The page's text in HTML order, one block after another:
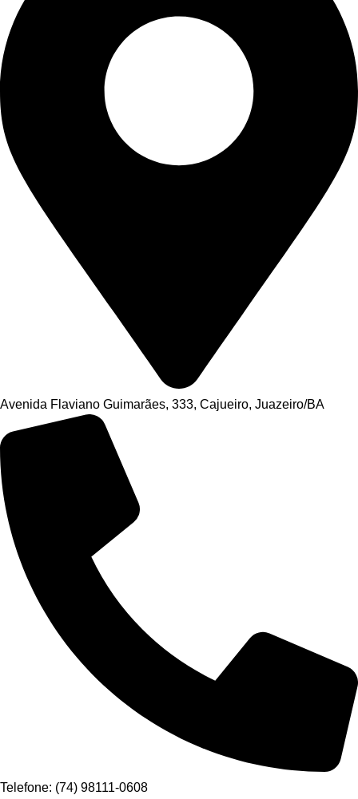
Avenida Flaviano Guimarães, 333, Cajueiro, Juazeiro/BA
Telefone: (74) 98111-0608